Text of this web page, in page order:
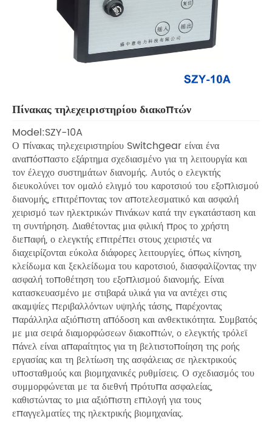
Πίνακας τηλεχειριστηρίου διακοπτών
Model:SZY-10A
Ο πίνακας τηλεχειριστηρίου Switchgear είναι ένα
αναπόσπαστο εξάρτημα σχεδιασμένο για τη λειτουργία και
τον έλεγχο συστημάτων διανομής. Αυτός ο ελεγκτής
διευκολύνει τον ομαλό ελιγμό του καροτσιού του εξοπλισμού
διανομής, επιτρέποντας τον αποτελεσματικό και ασφαλή
χειρισμό των ηλεκτρικών πινάκων κατά την εγκατάσταση και
τη συντήρηση. Διαθέτοντας μια φιλική προς το χρήστη
διεπαφή, ο ελεγκτής επιτρέπει στους χειριστές να
διαχειρίζονται εύκολα διάφορες λειτουργίες, όπως κίνηση,
κλείδωμα και ξεκλείδωμα του καροτσιού, διασφαλίζοντας την
ασφαλή τοποθέτηση του εξοπλισμού διανομής. Είναι
κατασκευασμένο με στιβαρά υλικά για να αντέχει στις
ακαμψίες περιβαλλόντων υψηλής τάσης, παρέχοντας
παράλληλα αξιόπιστη απόδοση και ανθεκτικότητα. Συμβατός
με μια σειρά διαμορφώσεων διακοπτών, ο ελεγκτής τρόλεϊ
πάνελ είναι απαραίτητος για τη βελτιστοποίηση της ροής
εργασίας και τη βελτίωση της ασφάλειας σε ηλεκτρικούς
υποσταθμούς και βιομηχανικές ρυθμίσεις. Ο σχεδιασμός του
συμμορφώνεται με τα διεθνή πρότυπα ασφαλείας,
καθιστώντας το μια αξιόπιστη επιλογή για τους
επαγγελματίες της ηλεκτρικής βιομηχανίας.